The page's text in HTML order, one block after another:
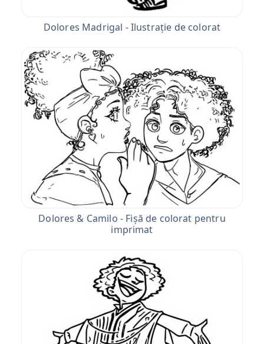
Dolores Madrigal - Ilustrație de colorat
Dolores & Camilo - Fișă de colorat pentru
imprimat